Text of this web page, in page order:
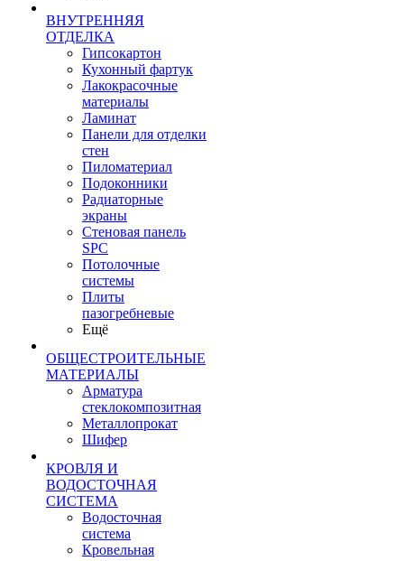
ВНУТРЕННЯЯ
ОТДЕЛКА
Гипсокартон
Кухонный фартук
Лакокрасочные
материалы
Ламинат
Панели для отделки
стен
Пиломатериал
Подоконники
Радиаторные
экраны
Стеновая панель
SPC
Потолочные
системы
Плиты
пазогребневые
Ещё
ОБЩЕСТРОИТЕЛЬНЫЕ
МАТЕРИАЛЫ
Арматура
стеклокомпозитная
Металлопрокат
Шифер
КРОВЛЯ И
ВОДОСТОЧНАЯ
СИСТЕМА
Водосточная
система
Кровельная